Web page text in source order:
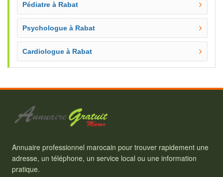
Pédiatre à Rabat
Psychologue à Rabat
Cardiologue à Rabat
Annuaire professionnel marocain pour trouver rapidement une
adresse, un téléphone, un service local ou une information
pratique.